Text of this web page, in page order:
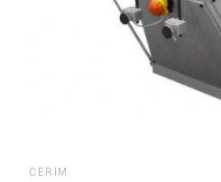
CERIM